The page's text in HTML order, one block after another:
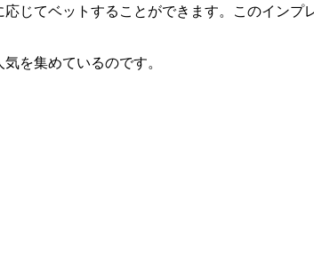
じてベットすることができます。このイン
を集めているのです。